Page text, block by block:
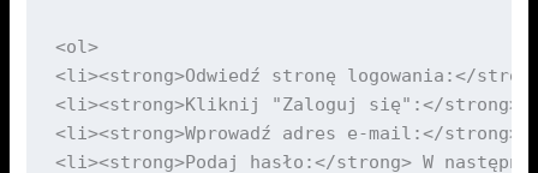
<ol>
<li><strong>Odwiedź stronę logowania:</
<li><strong>Kliknij "Zaloguj się":</strong>
<li><strong>Wprowadź adres e-mail:</
<li><strong>Podaj hasło:</strong> W